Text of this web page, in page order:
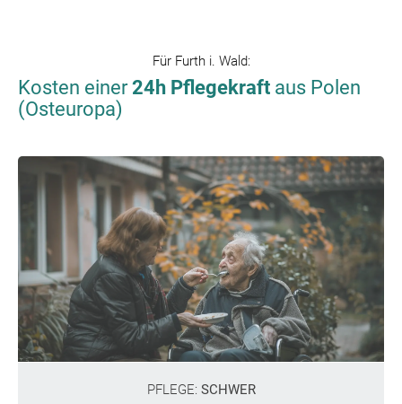
Für Furth i. Wald:
Kosten einer24h Pflegekraft aus Polen
(Osteuropa)
PFLEGE: SCHWER